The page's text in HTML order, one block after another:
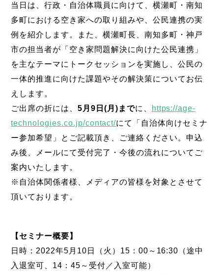
当日は、行政・自治体職員に向けて、横瀬町・南知
多町における空き家への取り組みや、公民連携の実
例を紹介します。また、横瀬町長、南知多町・神戸
市の担当者が「空き家問題解決に向けた公民連携」
を主なテーマにトークセッションを実施し、公民の
一体的推進に向けた課題やその解決策についてお伝
えします。
ご出席の折には、5月9日(月)までに、
https://age-
technologies.co.jp/contact/にて「自治体向けセミナ
ー参加希望」とご記載頂き、ご連絡ください。申込
み後、メールにて受付完了・今後の流れについてご
案内いたします。
※自治体関係者様、メディアの皆様を対象とさせて
頂いております。
【セミナー概要】
日時：2022年5月10日（火）15：00～16:30（途中
入退室可、14：45～受付／入室可能）